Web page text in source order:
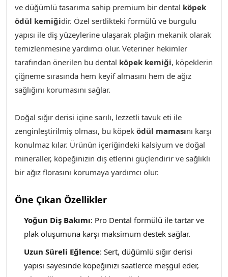
ve düğümlü tasarıma sahip premium bir dental köpek
ödül kemiğidir. Özel sertlikteki formülü ve burgulu
yapısı ile diş yüzeylerine ulaşarak plağın mekanik olarak
temizlenmesine yardımcı olur. Veteriner hekimler
tarafından önerilen bu dental köpek kemiği, köpeklerin
çiğneme sırasında hem keyif almasını hem de ağız
sağlığını korumasını sağlar.
Doğal sığır derisi içine sarılı, lezzetli tavuk eti ile
zenginleştirilmiş olması, bu köpek ödül mamasını karşı
konulmaz kılar. Ürünün içeriğindeki kalsiyum ve doğal
mineraller, köpeğinizin diş etlerini güçlendirir ve sağlıklı
bir ağız florasını korumaya yardımcı olur.
Öne Çıkan Özellikler
Yoğun Diş Bakımı: Pro Dental formülü ile tartar ve
plak oluşumuna karşı maksimum destek sağlar.
Uzun Süreli Eğlence: Sert, düğümlü sığır derisi
yapısı sayesinde köpeğinizi saatlerce meşgul eder,